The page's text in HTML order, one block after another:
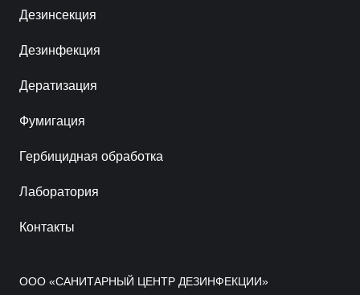
Дезинсекция
Дезинфекция
Дератизация
Фумигация
Гербицидная обработка
Лаборатория
Контакты
ООО «САНИТАРНЫЙ ЦЕНТР ДЕЗИНФЕКЦИИ»